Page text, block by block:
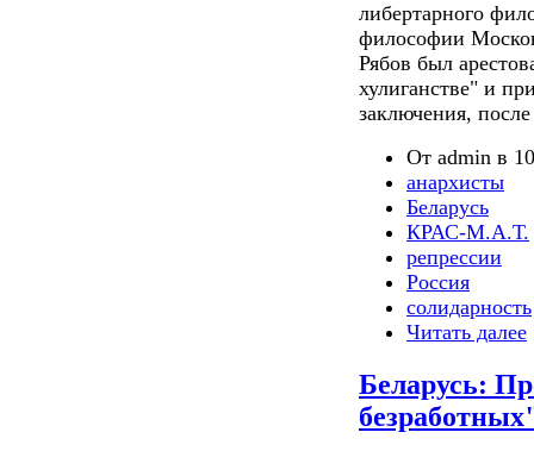
либертарного
философии
Рябов был
хулиганстве" и
заключения,
От admin в
анархисты
Беларусь
КРАС-М.А.Т.
репрессии
Россия
солидарность
Читать далее
Беларусь: